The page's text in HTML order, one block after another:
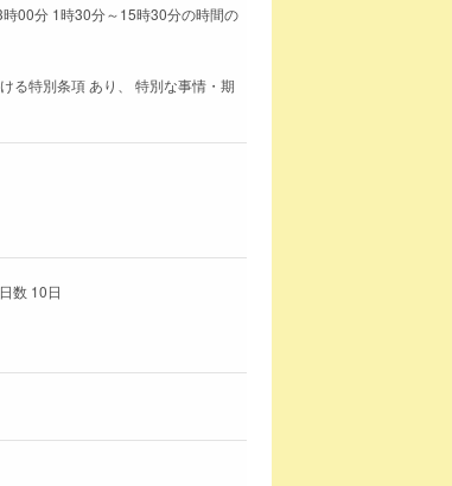
00分 1時30分～15時30分の時間の
る特別条項 あり、 特別な事情・期
数 10日